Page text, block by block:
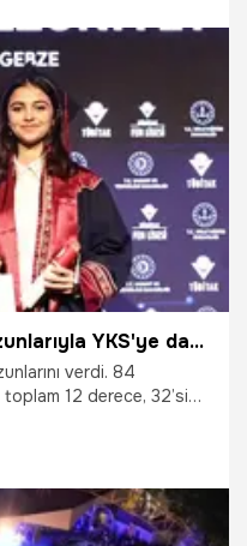
TÜBİTAK Fen Lisesi ilk mezunlarıyla YKS'ye damga vurdu
verdi. 84
toplam 12 derece, 32’si